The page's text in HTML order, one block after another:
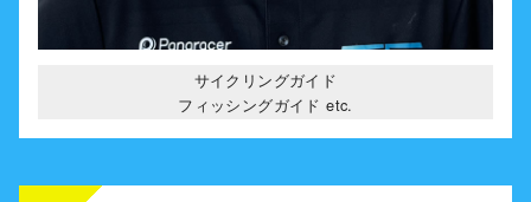
サイクリングガイド
フィッシングガイド etc.